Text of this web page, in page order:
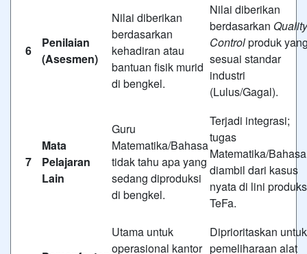
6
Penilaian
(Asesmen)
Nilai diberikan
berdasarkan
kehadiran atau
bantuan fisik murid
di bengkel.
Nilai diberikan
berdasarkan Quality
Controlproduk
sesuai standar
industri
(Lulus/Gagal).
7
Mata
Pelajaran
Lain
Guru
Matematika/Bahasa
tidak tahu apa yang
sedang diproduksi
di bengkel.
Terjadi integrasi;
tugas
Matematika/Bahasa
diambil dari kasus
nyata di lini
TeFa.
Utama untuk
operasional kantor
Diprioritaskan untuk
pemeliharaan alat